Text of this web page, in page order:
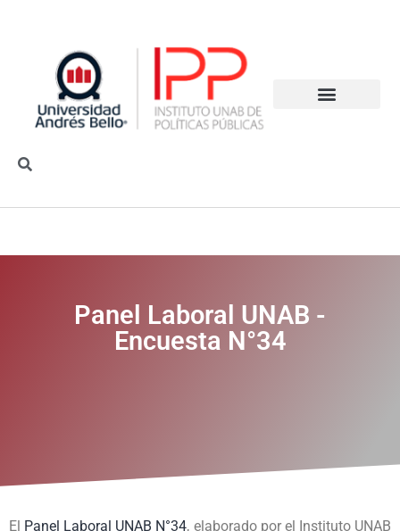
Panel Laboral UNAB -
Encuesta N°34
El Panel Laboral UNAB N°34, elaborado por el Instituto UNAB